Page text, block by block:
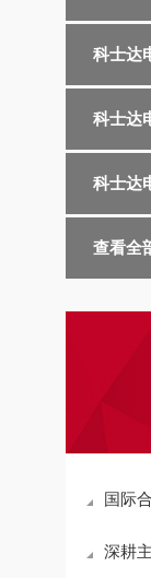
科士达
科士达
科士达
查看全
国际
深耕主